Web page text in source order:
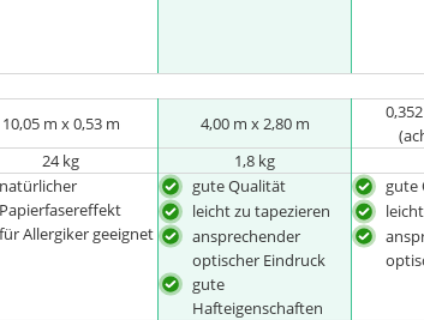
10,05 m x 0,53 m 4,00 m x 2,80 m
24 kg 1,8 kg
natürlicher
Papierfasereffekt
für Allergiker geeignet
gute Qualität
leicht zu tapezieren
ansprechender
optischer Eindruck
gute
Hafteigenschaften
gute